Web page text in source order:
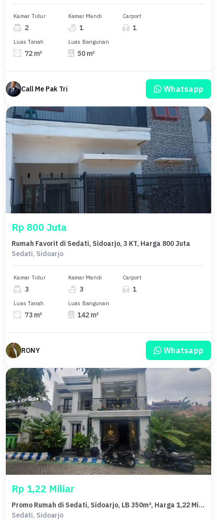
Kamar Tidur
2
Kamar Mandi
1
Carport
1
Luas Tanah
72 m²
Luas Bangunan
50 m²
Call Me Pak Tri Whatsapp
Rp 800 Juta
Rumah Favorit di Sedati, Sidoarjo, 3 KT, Harga 800 Juta
Sedati, Sidoarjo
Kamar Tidur
3
Kamar Mandi
3
Carport
1
Luas Tanah
73 m²
Luas Bangunan
142 m²
RONY Whatsapp
Rp 1,22 Miliar
Promo Rumah di Sedati, Sidoarjo, LB 350m², Harga 1,22 Miliar
Sedati, Sidoarjo